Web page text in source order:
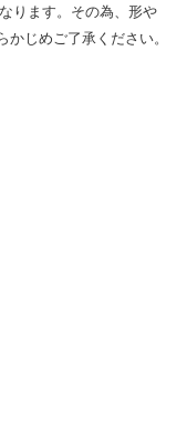
ります。その為、形や
じめご了承ください。